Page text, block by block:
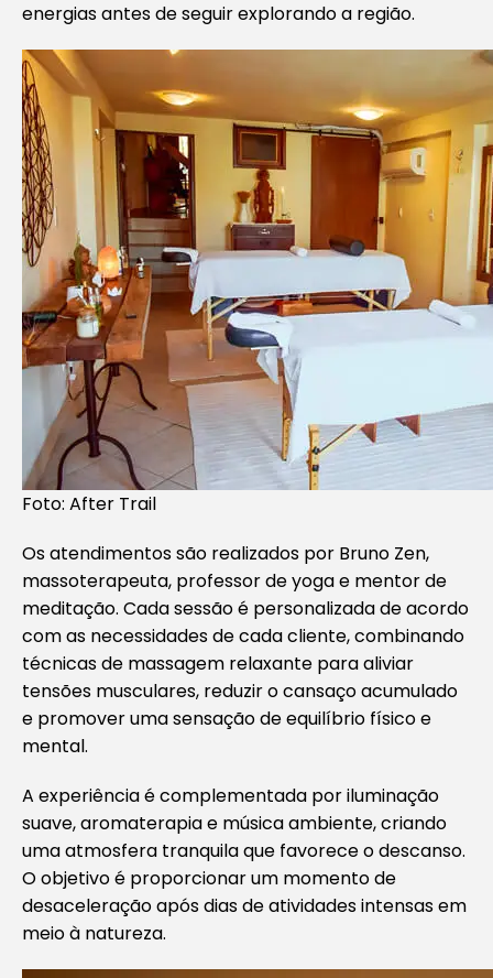
energias antes de seguir explorando a região.
Foto: After Trail
Os atendimentos são realizados por Bruno Zen,
massoterapeuta, professor de yoga e mentor de
meditação. Cada sessão é personalizada de acordo
com as necessidades de cada cliente, combinando
técnicas de massagem relaxante para aliviar
tensões musculares, reduzir o cansaço acumulado
e promover uma sensação de equilíbrio físico e
mental.
A experiência é complementada por iluminação
suave, aromaterapia e música ambiente, criando
uma atmosfera tranquila que favorece o descanso.
O objetivo é proporcionar um momento de
desaceleração após dias de atividades intensas em
meio à natureza.